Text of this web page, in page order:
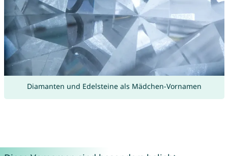
Diamanten und Edelsteine als Mädchen-Vornamen